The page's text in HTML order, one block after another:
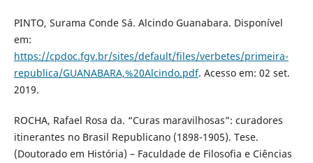
PINTO, Surama Conde Sá. Alcindo Guanabara. Disponível
em:
https://cpdoc.fgv.br/sites/default/files/verbetes/primeira-
republica/GUANABARA,%20Alcindo.pdf. Acesso em: 02 set.
2019.
ROCHA, Rafael Rosa da. “Curas maravilhosas”: curadores
itinerantes no Brasil Republicano (1898-1905). Tese.
(Doutorado em História) – Faculdade de Filosofia e Ciências